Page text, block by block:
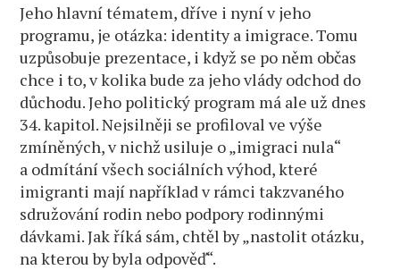
Jeho hlavní tématem, dříve i nyní v jeho
programu, je otázka: identity a imigrace. Tomu
uzpůsobuje prezentace, i když se po něm občas
chce i to, v kolika bude za jeho vlády odchod do
důchodu. Jeho politický program má ale už dnes
34. kapitol. Nejsilněji se profiloval ve výše
zmíněných, v nichž usiluje o „imigraci nula“
a odmítání všech sociálních výhod, které
imigranti mají například v rámci takzvaného
sdružování rodin nebo podpory rodinnými
dávkami. Jak říká sám, chtěl by „nastolit otázku,
na kterou by byla odpověď“.